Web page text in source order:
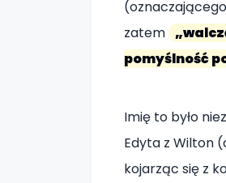
(oznaczającego
zatem
pomyślność
Imię to było
Edyta z Wilton
kojarząc się z